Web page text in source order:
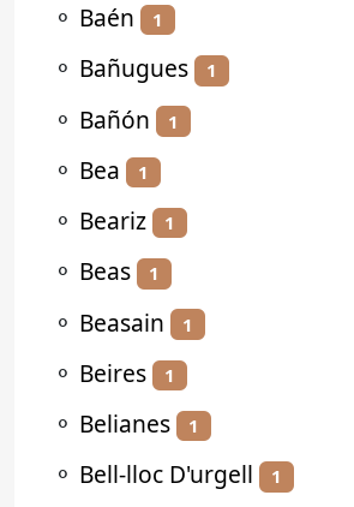
⚬ Baén 1
⚬ Bañugues 1
⚬ Bañón 1
⚬ Bea 1
⚬ Beariz 1
⚬ Beas 1
⚬ Beasain 1
⚬ Beires 1
⚬ Belianes 1
⚬ Bell-lloc D'urgell 1